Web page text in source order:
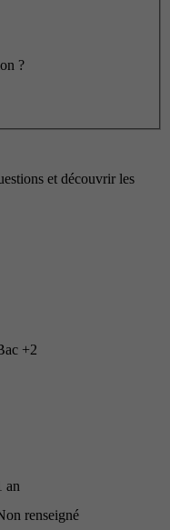
?
et découvrir les
+2
an
renseigné